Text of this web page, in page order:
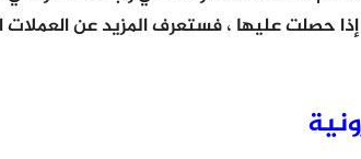
حصلت عليها ، فستعرف المزيد عن العملات